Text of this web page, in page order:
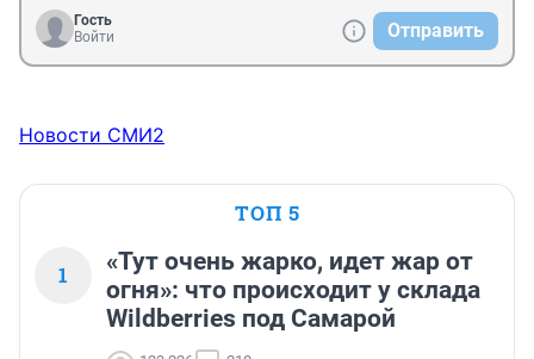
Гость
Войти
Отправить
Новости СМИ2
ТОП 5
1
«Тут очень жарко, идет жар от
огня»: что происходит у склада
Wildberries под Самарой